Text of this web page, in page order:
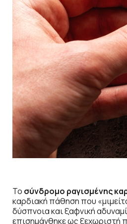
Το σύνδρομο ραγισμένης
καρδιακή πάθηση που
δύσπνοια και ξαφνική
επισημάνθηκε ως ξεχωριστή